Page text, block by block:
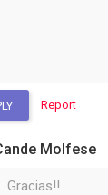
Report
Molfese
Gracias!!